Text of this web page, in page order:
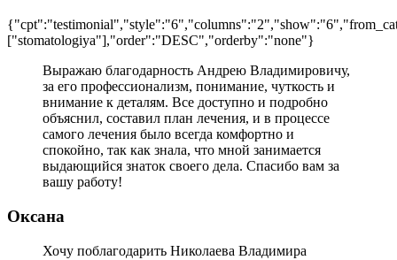
["stomatologiya"],"order":"DESC","orderby":"none"}
Выражаю благодарность Андрею Владимировичу,
за его профессионализм, понимание, чуткость и
внимание к деталям. Все доступно и подробно
объяснил, составил план лечения, и в процессе
самого лечения было всегда комфортно и
спокойно, так как знала, что мной занимается
выдающийся знаток своего дела. Спасибо вам за
вашу работу!
Оксана
Хочу поблагодарить Николаева Владимира